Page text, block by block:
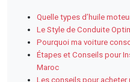
Quelle types d’huile
Le Style de Conduite
Pourquoi ma voiture
Étapes et Conseils pour
Maroc
Les conseils pour acheter